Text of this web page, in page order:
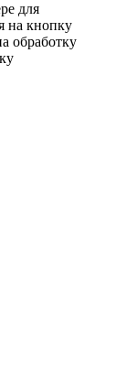
для
на кнопку
обработку